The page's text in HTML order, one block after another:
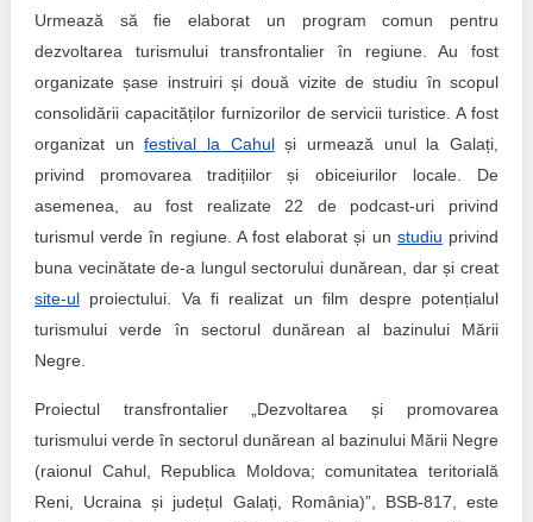
Urmează să fie elaborat un program comun pentru
dezvoltarea turismului transfrontalier în regiune. Au fost
organizate șase instruiri și două vizite de studiu în scopul
consolidării capacităților furnizorilor de servicii turistice. A fost
organizat unfestival la Cahulși urmează unul la Galați,
privind promovarea tradițiilor și obiceiurilor locale. De
asemenea, au fost realizate 22 de podcast-uri privind
turismul verde în regiune. A fost elaborat și un studiu privind
buna vecinătate de-a lungul sectorului dunărean, dar și creat
site-ulproiectului. Va fi realizat un film despre potențialul
turismului verde în sectorul dunărean al bazinului Mării
Negre.
Proiectul transfrontalier „Dezvoltarea și promovarea
turismului verde în sectorul dunărean al bazinului Mării Negre
(raionul Cahul, Republica Moldova; comunitatea teritorială
Reni, Ucraina și județul Galați, România)”, BSB-817, este